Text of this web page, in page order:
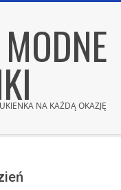
NA KAŻDĄ OKAZJĘ